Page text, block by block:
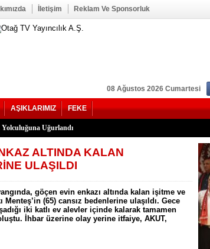
İletişim Reklam Ve Sponsorluk
AŞIKLARIMIZ FEKE
ALANINDA YOL ÇALIŞMASI BAŞLADI
Aradan Sonra Yeniden MHP Kozan İlçe Başkanı Oldu
Katılmadı.
KOZAN KURUCU İLÇE BAŞKANI OLDU
KAZANIN KAMERA GÖRÜNTÜLERİ ORTAYA ÇIKTI
Uğurlandı
Takla Attı: 1’i Bebek 6 Kişi Yaralandı
Aköz, tedavi gördüğü hastanede hayatını kaybetti.
ÇONDU KÖYÜNDE 5 YILDIR KARANLIKTA YAŞIYORUZ.
KİŞİ YARALANDI
OLDU 4 GÜNLÜK YAŞAM SAVAŞINI KAYBETTİ
İçin Öncü Tok İsmi Gündemde
Oranda Kontrol Altına Alındı
Çarpıştı: 2 Yaralı
08 Ağustos 2026 Cumartesi
ALTINDA KALAN
ULAŞILDI
göçen evin enkazı altında kalan işitme ve
(65) cansız bedenlerine ulaşıldı. Gece
iki katlı ev alevler içinde kalarak tamamen
İhbar üzerine olay yerine itfaiye, AKUT,